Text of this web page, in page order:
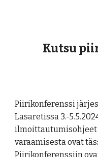
Kutsu
Piirikonferenssi
Lasaretissa 3.-
ilmoittautumisohjeet
varaamisesta ovat
Piirikonferenssiin